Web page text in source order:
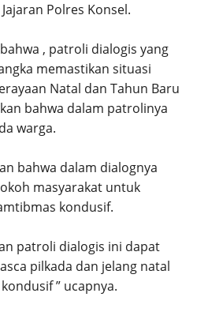
Polres Konsel.
, patroli dialogis yang
memastikan situasi
Natal dan Tahun Baru
bahwa dalam patrolinya
warga.
bahwa dalam dialognya
masyarakat untuk
kondusif.
patroli dialogis ini dapat
pilkada dan jelang natal
” ucapnya.